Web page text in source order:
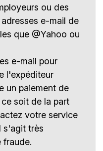
ou des
e-mail de
que @Yahoo ou
e-mail pour
l'expéditeur
un paiement de
soit de la part
votre service
s'agit très
fraude.